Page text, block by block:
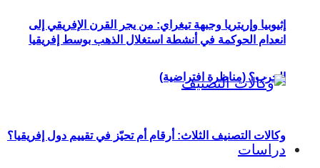
إثيوبيا وإريتريا وجبهة تيغراي: من يجر القرن الإفريقي إلى
الحرب؟ (مناظرة افتراضية)
دراسات
انعدام الحوكمة في أنشطة استغلال الذهب بوسط إفريقيا
وكالات التصنيف الثلاث: أرقام أم تحيّز في تقييم دول إفريقيا؟